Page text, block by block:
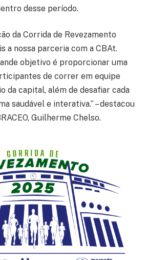
desse período.
da Corrida de Revezamento
a nossa parceria com a CBAt.
objetivo é proporcionar uma
de correr em equipe
da capital, além de desafiar cada
saudável e interativa.” – destacou
Guilherme Chelso.